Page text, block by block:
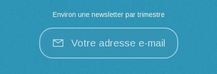
Environ une newsletter par trimestre
Votre adresse e-mail